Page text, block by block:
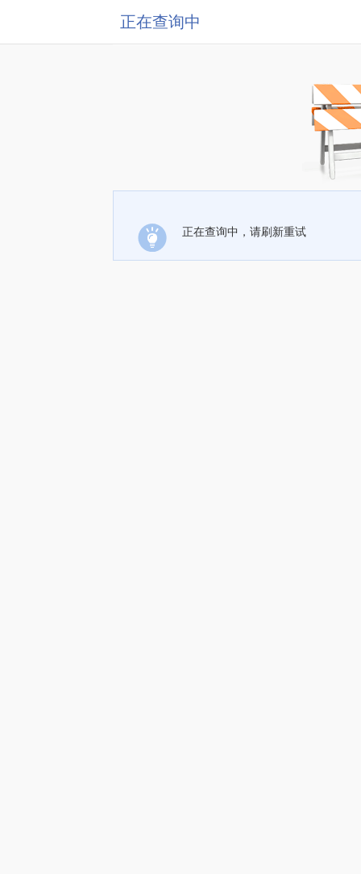
正在查询中
正在查询中，请刷新重试